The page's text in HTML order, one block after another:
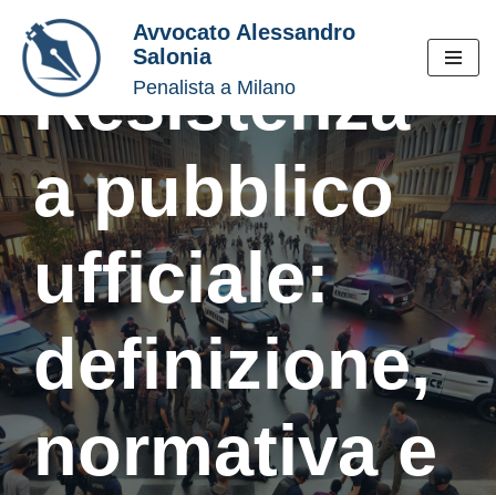
Vai
al
contenuto
Avvocato Alessandro
Salonia
Penalista a Milano
Resistenza
a pubblico
ufficiale:
definizione,
normativa e